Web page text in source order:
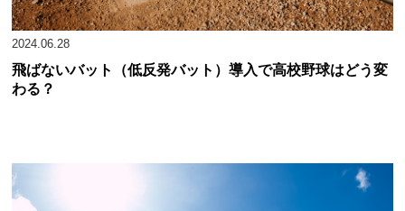
2024.06.28
飛ばないバット（低反発バット）導入で高校野球はどう変
わる？